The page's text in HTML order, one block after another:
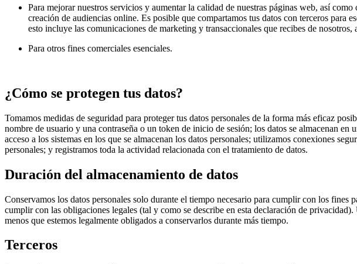
Para mejorar nuestros servicios y aumentar la calidad de nuestras páginas web, así
creación de audiencias online. Es posible que compartamos tus datos con terceros para
esto incluye las comunicaciones de marketing y transaccionales que recibes de
Para otros fines comerciales esenciales.
¿Cómo se protegen tus datos?
Tomamos medidas de seguridad para proteger tus datos personales de la forma más eficaz
nombre de usuario y una contraseña o un token de inicio de sesión; los datos se almacenan
acceso a los sistemas en los que se almacenan los datos personales; utilizamos conexiones
personales; y registramos toda la actividad relacionada con el tratamiento de datos.
Duración del almacenamiento de datos
Conservamos los datos personales solo durante el tiempo necesario para cumplir con los
cumplir con las obligaciones legales (tal y como se describe en esta declaración de
menos que estemos legalmente obligados a conservarlos durante más tiempo.
Terceros